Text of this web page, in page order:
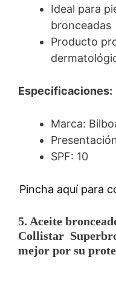
Ideal para
bronceadas
Producto
Especificaciones:
Marca:
SPF: 10
Pincha aquí para
5. Aceite
Collistar
mejor por su